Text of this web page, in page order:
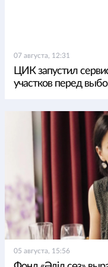
07 августа, 12:31
ЦИК запустил
участков перед
05 августа, 15:56